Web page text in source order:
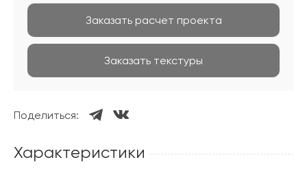
Заказать расчет проекта
Заказать текстуры
Поделиться:
Характеристики